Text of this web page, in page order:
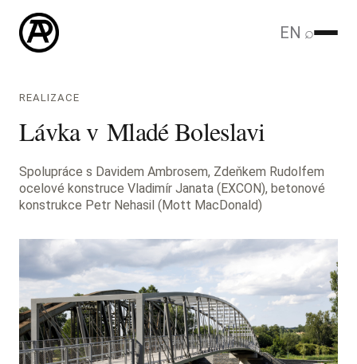
EN ⌕
REALIZACE
Lávka v Mladé Boleslavi
Spolupráce s Davidem Ambrosem, Zdeňkem Rudolfem
ocelové konstruce Vladimír Janata (EXCON), betonové
konstrukce Petr Nehasil (Mott MacDonald)